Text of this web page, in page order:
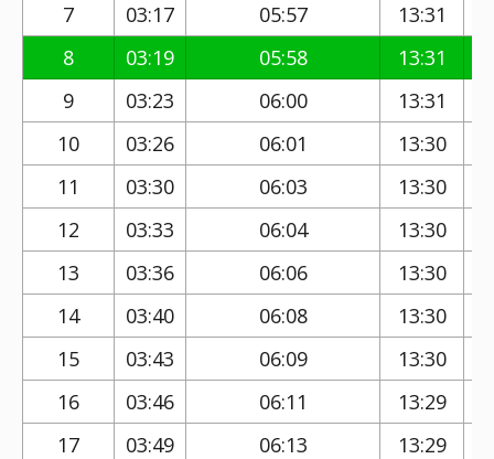
7
03:17 05:57 13:31
8
03:19 05:58 13:31
9
03:23 06:00 13:31
10
03:26 06:01 13:30
11
03:30 06:03 13:30
12
03:33 06:04 13:30
13
03:36 06:06 13:30
14
03:40 06:08 13:30
15
03:43 06:09 13:30
16
03:46 06:11 13:29
17
03:49 06:13 13:29